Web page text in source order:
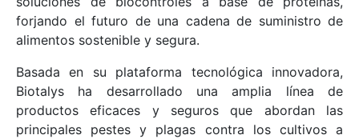
forjando el futuro de una cadena de suministro de
alimentos sostenible y segura.
Basada en su plataforma tecnológica innovadora,
Biotalys ha desarrollado una amplia línea de
productos eficaces y seguros que abordan las
principales pestes y plagas contra los cultivos a